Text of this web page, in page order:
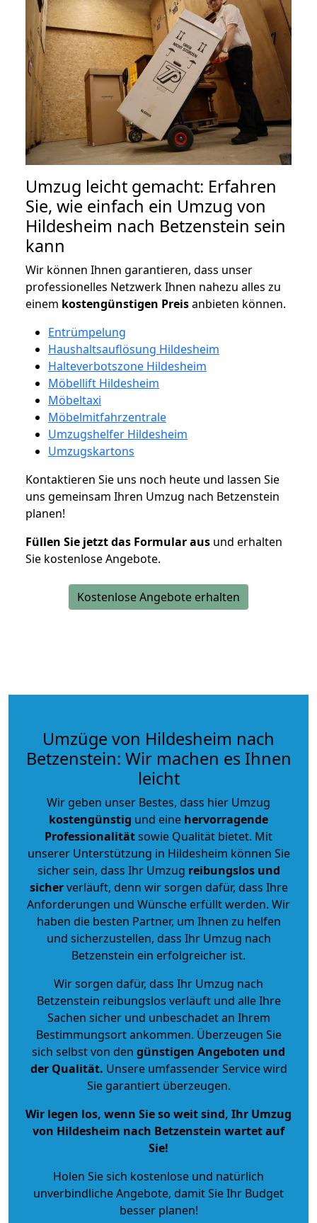
Umzug leicht gemacht: Erfahren
Sie, wie einfach ein Umzug von
Hildesheim nach Betzenstein sein
kann
Wir können Ihnen garantieren, dass unser
professionelles Netzwerk Ihnen nahezu alles zu
einem kostengünstigen Preisanbieten können.
Entrümpelung
Haushaltsauflösung Hildesheim
Halteverbotszone Hildesheim
Möbellift Hildesheim
Möbeltaxi
Möbelmitfahrzentrale
Umzugshelfer Hildesheim
Umzugskartons
Kontaktieren Sie uns noch heute und lassen Sie
uns gemeinsam Ihren Umzug nach Betzenstein
planen!
Füllen Sie jetzt das Formular aus und erhalten
Sie kostenlose Angebote.
Kostenlose Angebote erhalten
Umzüge von Hildesheim nach
Betzenstein: Wir machen es Ihnen
leicht
Wir geben unser Bestes, dass hier Umzug
kostengünstig und eine hervorragende
Professionalitätsowie Qualität bietet. Mit
unserer Unterstützung in Hildesheim können Sie
sicher sein, dass Ihr Umzug reibungslos und
sicherverläuft, denn wir sorgen dafür, dass Ihre
Anforderungen und Wünsche erfüllt werden. Wir
haben die besten Partner, um Ihnen zu helfen
und sicherzustellen, dass Ihr Umzug nach
Betzenstein ein erfolgreicher ist.
Wir sorgen dafür, dass Ihr Umzug nach
Betzenstein reibungslos verläuft und alle Ihre
Sachen sicher und unbeschadet an Ihrem
Bestimmungsort ankommen. Überzeugen Sie
sich selbst von den günstigen Angeboten und
der Qualität. Unsere umfassender Service wird
Sie garantiert überzeugen.
Wir legen los, wenn Sie so weit sind, Ihr Umzug
von Hildesheim nach Betzenstein wartet auf
Sie!
Holen Sie sich kostenlose und natürlich
unverbindliche Angebote, damit Sie Ihr Budget
besser planen!